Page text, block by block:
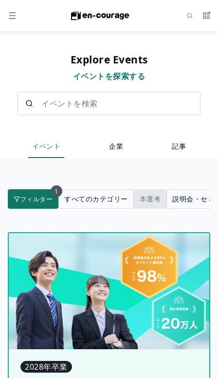
メニュー サ
Explore Events
イベントを探索する
イベント 企業 記事
フィルター
1
すべてのカテゴリー 本選考 説明会・セミ
2028年卒業